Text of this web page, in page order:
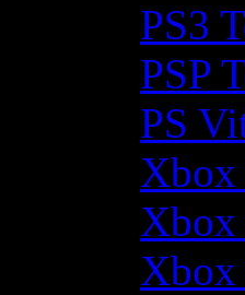
PS3
PSP
PS
Xbox
Xbox
Xbox